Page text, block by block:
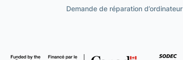
Demande de réparation d’ordinateur